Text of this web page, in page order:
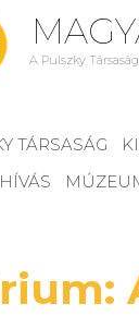
A Pulszky
TÁRSASÁG